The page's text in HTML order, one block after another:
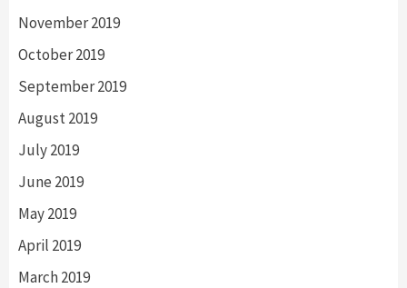
November 2019
October 2019
September 2019
August 2019
July 2019
June 2019
May 2019
April 2019
March 2019